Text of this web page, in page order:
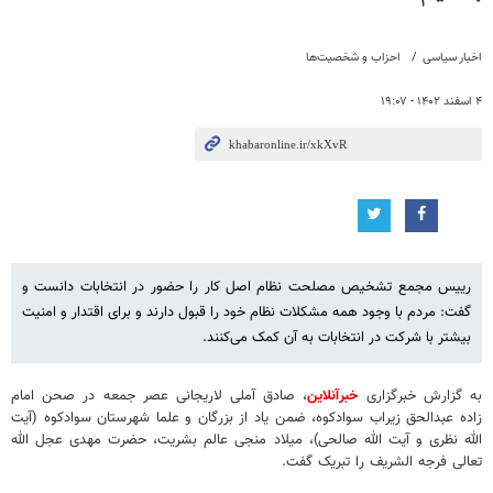
اخبار سیاسی احزاب و شخصیت‌ها
۴ اسفند ۱۴۰۲ - ۱۹:۰۷
رییس مجمع تشخیص مصلحت نظام اصل کار را حضور در انتخابات دانست و
گفت: مردم با وجود همه مشکلات نظام خود را قبول دارند و برای اقتدار و امنیت
بیشتر با شرکت در انتخابات به آن کمک می‌کنند.
به گزارش خبرگزاریخبرآنلاین، صادق آملی لاریجانی عصر جمعه در صحن امام
زاده عبدالحق زیراب سوادکوه، ضمن یاد از بزرگان و علما شهرستان سوادکوه (آیت
الله نظری و آیت الله صالحی)، میلاد منجی عالم بشریت، حضرت مهدی عجل الله
تعالی فرجه الشریف را تبریک گفت.